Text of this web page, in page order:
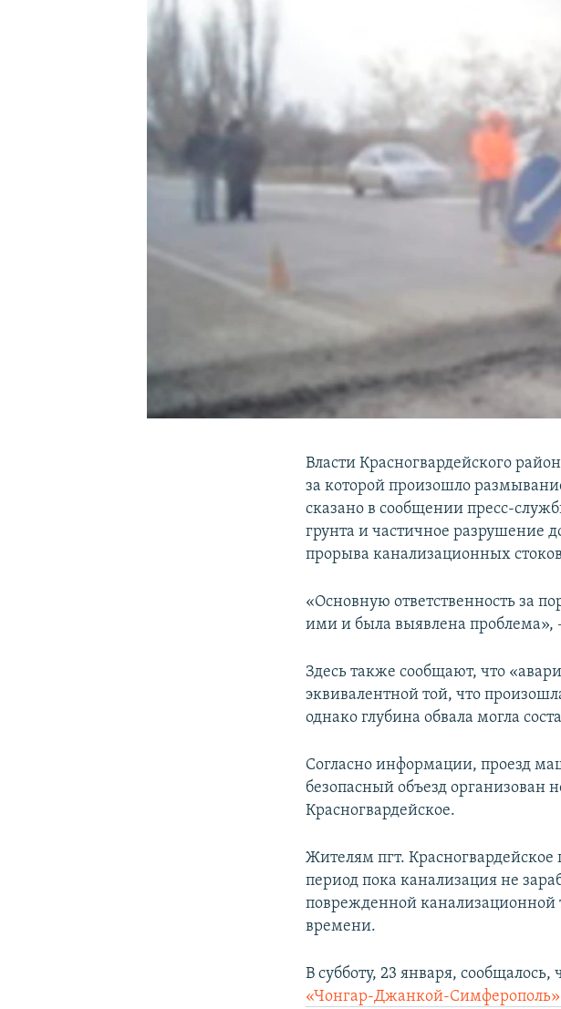
КРЫМ.НЕПОКОРЕННЫЙ
УКРАИНСКАЯ ПРОБЛЕМА КРЫМА
Власти Красногвардейского
за которой произошло
сказано в сообщении пресс-
грунта и частичное разрушение
прорыва канализационных
«Основную ответственность за
ими и была выявлена проблема»,
Здесь также сообщают, что
эквивалентной той, что
однако глубина обвала могла
Согласно информации, проезд
безопасный объезд организован
Красногвардейское.
Жителям пгт.
период пока канализация не
поврежденной канализационной
времени.
В субботу, 23 января,
«Чонгар-Джанкой-